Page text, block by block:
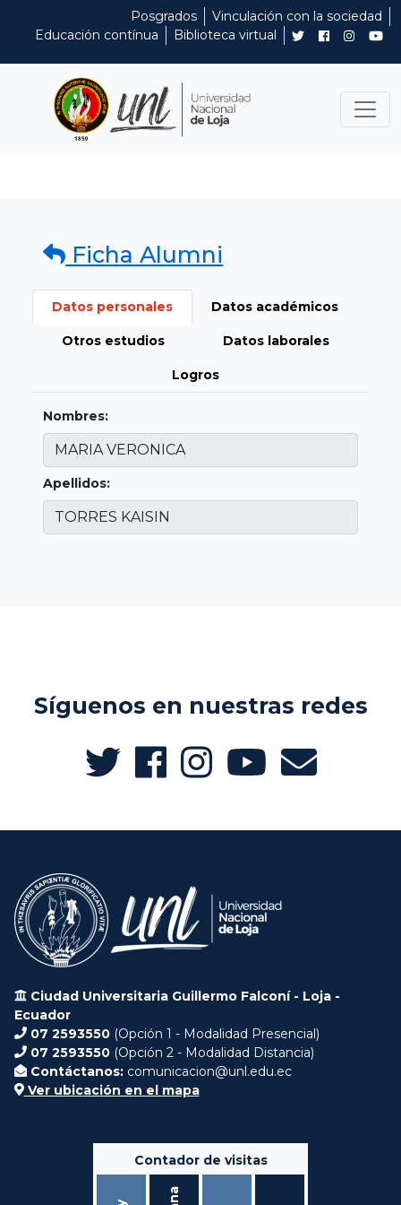
Posgrados
Vinculación con la sociedad
Educación contínua
Biblioteca virtual
Ficha Alumni
Datos personales Datos académicos
Otros estudios Datos laborales
Logros
Nombres:
Apellidos:
Síguenos en nuestras redes
Ciudad Universitaria Guillermo Falconí - Loja -
Ecuador
07 2593550 (Opción 1 - Modalidad Presencial)
07 2593550 (Opción 2 - Modalidad Distancia)
Contáctanos: comunicacion@unl.edu.ec
Ver ubicación en el mapa
Contador de visitas